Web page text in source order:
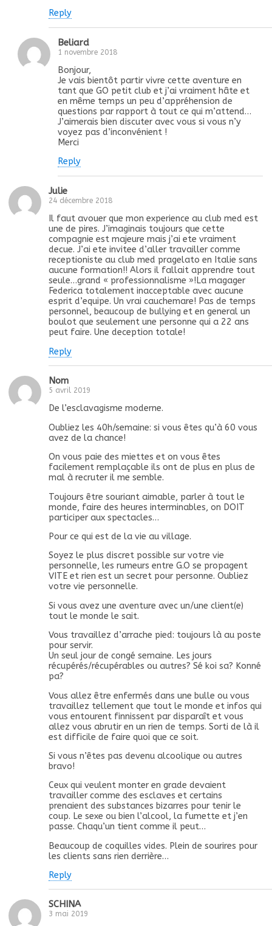
Reply
Beliard
1 novembre 2018
Bonjour,
Je vais bientôt partir vivre cette aventure en
tant que GO petit club et j’ai vraiment hâte et
en même temps un peu d’appréhension de
questions par rapport à tout ce qui m’attend…
J’aimerais bien discuter avec vous si vous n’y
voyez pas d’inconvénient !
Merci
Reply
Julie
24 décembre 2018
Il faut avouer que mon experience au club med est
une de pires. J’imaginais toujours que cette
compagnie est majeure mais j’ai ete vraiment
decue. J’ai ete invitee d’aller travailler comme
receptioniste au club med pragelato en Italie sans
aucune formation!! Alors il fallait apprendre tout
seule…grand « professionnalisme »!La magager
Federica totalement inacceptable avec aucune
esprit d’equipe. Un vrai cauchemare! Pas de temps
personnel, beaucoup de bullying et en general un
boulot que seulement une personne qui a 22 ans
peut faire. Une deception totale!
Reply
Nom
5 avril 2019
De l’esclavagisme moderne.
Oubliez les 40h/semaine: si vous êtes qu’à 60 vous
avez de la chance!
On vous paie des miettes et on vous êtes
facilement remplaçable ils ont de plus en plus de
mal à recruter il me semble.
Toujours être souriant aimable, parler à tout le
monde, faire des heures interminables, on DOIT
participer aux spectacles…
Pour ce qui est de la vie au village.
Soyez le plus discret possible sur votre vie
personnelle, les rumeurs entre G.O se propagent
VITE et rien est un secret pour personne. Oubliez
votre vie personnelle.
Si vous avez une aventure avec un/une client(e)
tout le monde le sait.
Vous travaillez d’arrache pied: toujours là au poste
pour servir.
Un seul jour de congé semaine. Les jours
récupérés/récupérables ou autres? Sé koi sa? Konné
pa?
Vous allez être enfermés dans une bulle ou vous
travaillez tellement que tout le monde et infos qui
vous entourent finnissent par disparaît et vous
allez vous abrutir en un rien de temps. Sorti de là il
est difficile de faire quoi que ce soit.
Si vous n’êtes pas devenu alcoolique ou autres
bravo!
Ceux qui veulent monter en grade devaient
travailler comme des esclaves et certains
prenaient des substances bizarres pour tenir le
coup. Le sexe ou bien l’alcool, la fumette et j’en
passe. Chaqu’un tient comme il peut…
Beaucoup de coquilles vides. Plein de sourires pour
les clients sans rien derrière…
Reply
SCHINA
3 mai 2019